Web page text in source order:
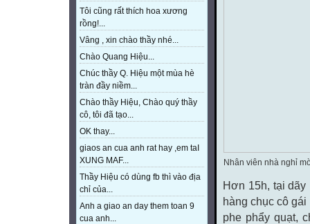
Tôi cũng rất thích hoa xương
rồng!...
Vâng , xin chào thầy nhé...
Chào Quang Hiệu...
Chúc thầy Q. Hiệu một mùa hè
tràn đầy niềm...
Chào thầy Hiệu, Chào quý thầy
cô, tôi đã tạo...
OK thay...
giaos an cua anh rat hay ,em taI
XUNG MAF...
Thầy Hiệu có dùng fb thì vào địa
chỉ của...
Anh a giao an day them toan 9
cua anh...
Nhân viên nhà nghỉ
Hơn 15h, tại
hàng chục cô
phe phẩy quạt,